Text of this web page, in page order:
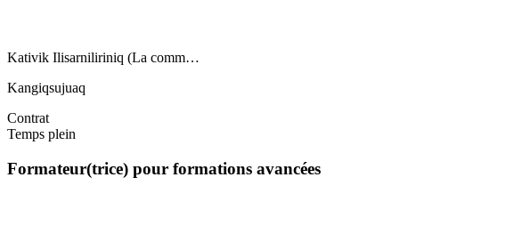
Kativik Ilisarniliriniq (La comm…
Kangiqsujuaq
Contrat
Temps plein
Formateur(trice) pour formations avancées